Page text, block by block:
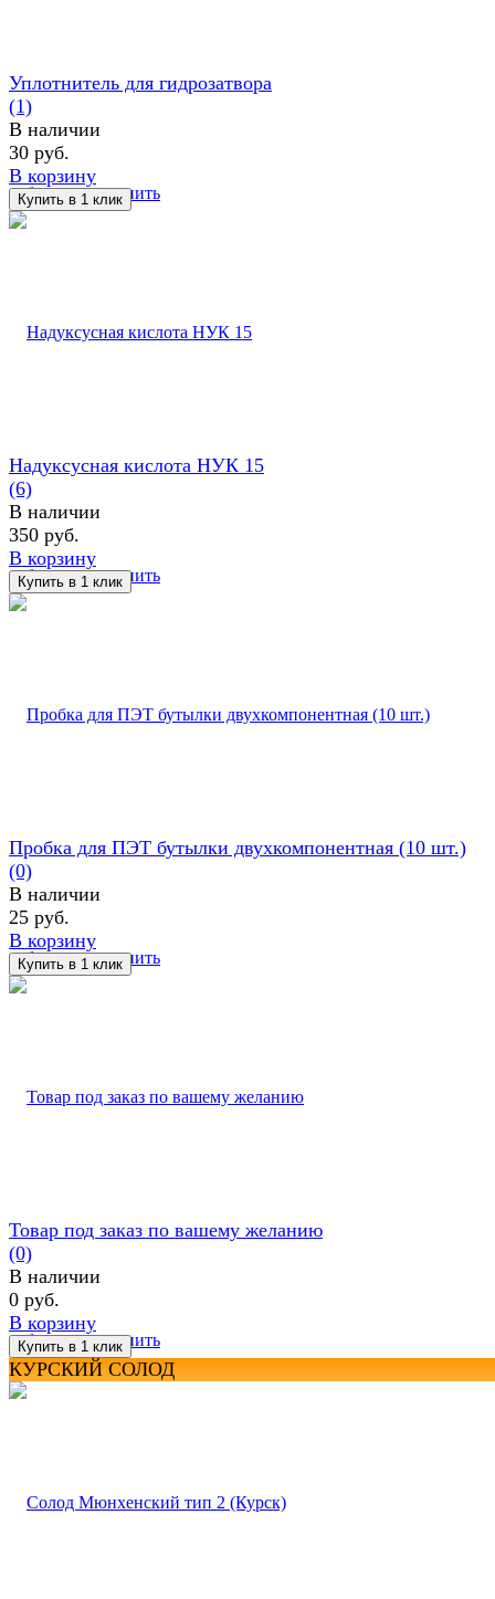
избранное сравнить
Уплотнитель для гидрозатвора
(1)
В наличии
30 руб.
В корзину
избранное сравнить
Надуксусная кислота НУК 15
(6)
В наличии
350 руб.
В корзину
избранное сравнить
Пробка для ПЭТ бутылки двухкомпонентная (10 шт.)
(0)
В наличии
25 руб.
В корзину
избранное сравнить
Товар под заказ по вашему желанию
(0)
В наличии
0 руб.
В корзину
КУРСКИЙ СОЛОД